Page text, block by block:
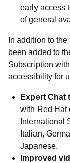
early access
of general
In addition to
been added to
Subscription
accessibility for
Expert Chat
with Red Hat
International
Italian,
Japanese.
Improved